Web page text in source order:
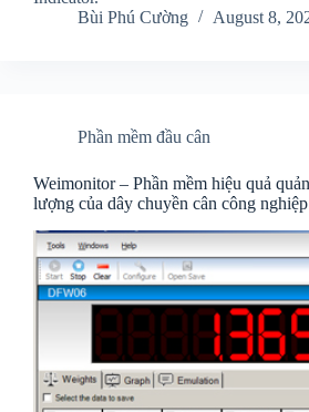
Bùi Phú Cường
August 8,
Phần mềm đầu cân
Weimonitor – Phần mềm hiệu quả
lượng của dây chuyền cân công nghiệp